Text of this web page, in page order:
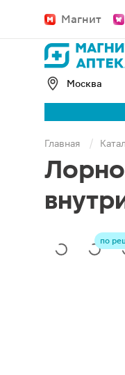
Магнит
Москва
Главная
по